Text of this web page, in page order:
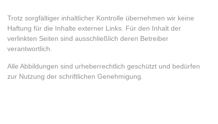
Trotz sorgfältiger inhaltlicher Kontrolle übernehmen wir keine
Haftung für die Inhalte externer Links. Für den Inhalt der
verlinkten Seiten sind ausschließlich deren Betreiber
verantwortlich.
Alle Abbildungen sind urheberrechtlich geschützt und bedürfen
zur Nutzung der schriftlichen Genehmigung.